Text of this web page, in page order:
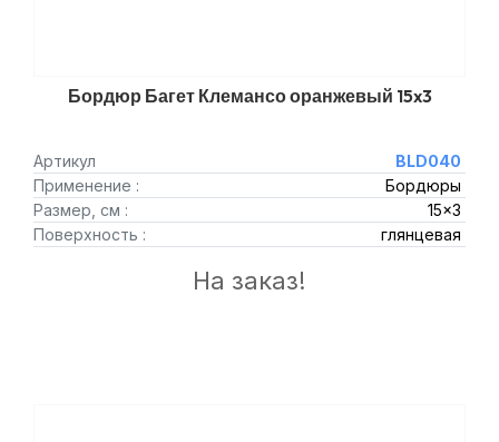
Бордюр Багет Клемансо оранжевый 15x3
Артикул
BLD040
Применение :
Бордюры
Размер, см :
15x3
Поверхность :
глянцевая
На заказ!